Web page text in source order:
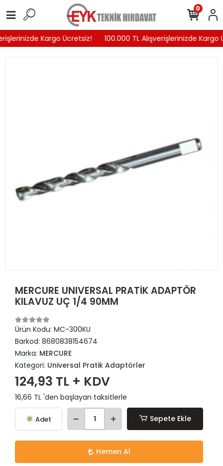
Kargo Ücretsiz! 100.000 TL Alışverişlerinizde Kargo
0
MERCURE UNIVERSAL PRATİK ADAPTÖR
KILAVUZ UÇ 1/4 90MM
Ürün Kodu: MC-300KU
Barkod: 8680838154674
Marka: MERCURE
Kategori: Universal Pratik Adaptörler
124,93 TL + KDV
16,66 TL 'den başlayan taksitlerle
Adet Sepete Ekle
Hemen Al